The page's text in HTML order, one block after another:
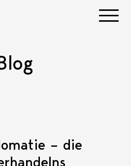
– die